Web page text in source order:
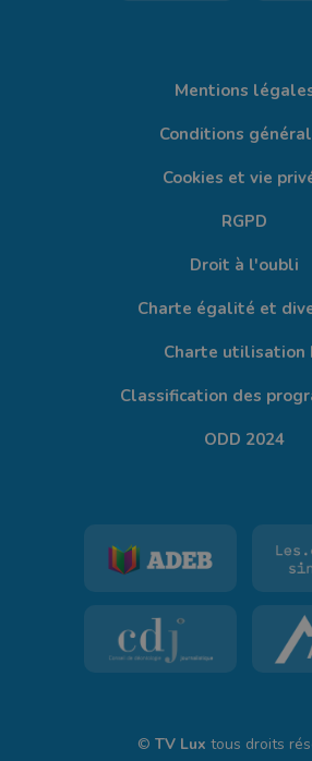
Mentions
Conditions
Cookies et vie
RGPD
Droit à l'oubli
Charte égalité et
Charte utilisation
Classification des
ODD 2024
© TV Lux tous droits